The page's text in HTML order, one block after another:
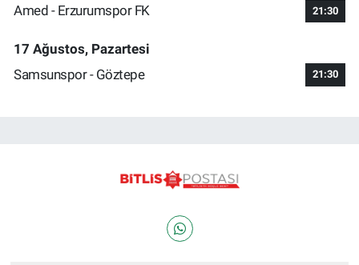
Amed - Erzurumspor FK 21:30
17 Ağustos, Pazartesi
Samsunspor - Göztepe
21:30